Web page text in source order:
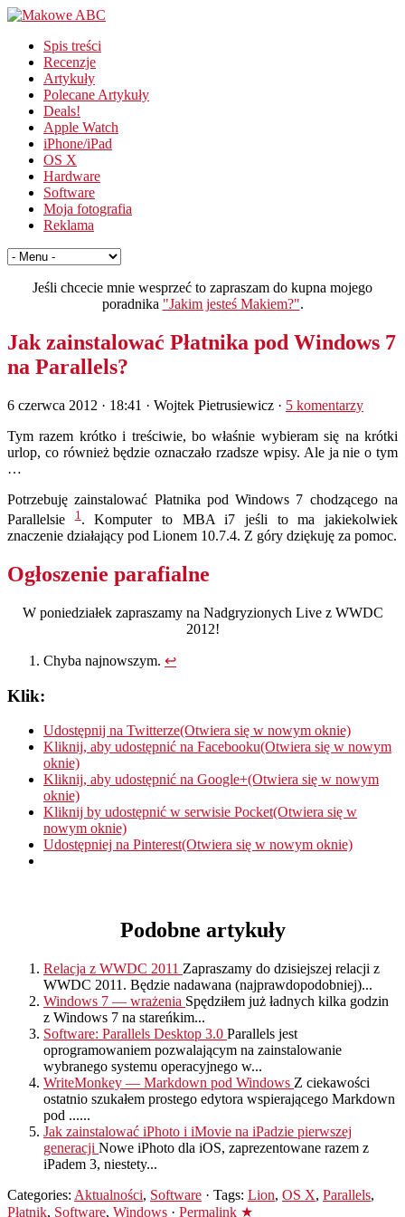
Spis treści
Recenzje
Artykuły
Polecane Artykuły
Deals!
Apple Watch
iPhone/iPad
OS X
Hardware
Software
Moja fotografia
Reklama
Jeśli chcecie mnie wesprzeć to zapraszam do kupna mojego
poradnika "Jakim jesteś Makiem?".
Jak zainstalować Płatnika pod Windows 7
na Parallels?
6 czerwca 2012 · 18:41 · Wojtek Pietrusiewicz · 5 komentarzy
Tym razem krótko i treściwie, bo właśnie wybieram się na krótki
urlop, co również będzie oznaczało rzadsze wpisy. Ale ja nie o tym
…
Potrzebuję zainstalować Płatnika pod Windows 7 chodzącego na
Parallelsie1. Komputer to MBA i7 jeśli to ma jakiekolwiek
znaczenie działający pod Lionem 10.7.4. Z góry dziękuję za pomoc.
Ogłoszenie parafialne
W poniedziałek zapraszamy na Nadgryzionych Live z WWDC
2012!
Chyba najnowszym. ↩
Klik:
Udostępnij na Twitterze(Otwiera się w nowym oknie)
Kliknij, aby udostępnić na Facebooku(Otwiera się w nowym
oknie)
Kliknij, aby udostępnić na Google+(Otwiera się w nowym
oknie)
Kliknij by udostępnić w serwisie Pocket(Otwiera się w
nowym oknie)
Udostępniej na Pinterest(Otwiera się w nowym oknie)
Podobne artykuły
Relacja z WWDC 2011 Zapraszamy do dzisiejszej relacji z
WWDC 2011. Będzie nadawana (najprawdopodobniej)...
Windows 7 — wrażenia Spędziłem już ładnych kilka godzin
z Windows 7 na stareńkim...
Software: Parallels Desktop 3.0 Parallels jest
oprogramowaniem pozwalającym na zainstalowanie
wybranego systemu operacyjnego w...
WriteMonkey — Markdown pod Windows Z ciekawości
ostatnio szukałem prostego edytora wspierającego Markdown
pod ......
Jak zainstalować iPhoto i iMovie na iPadzie pierwszej
generacji Nowe iPhoto dla iOS, zaprezentowane razem z
iPadem 3, niestety...
Categories: Aktualności, Software · Tags: Lion, OS X, Parallels,
Płatnik, Software, Windows · Permalink ★